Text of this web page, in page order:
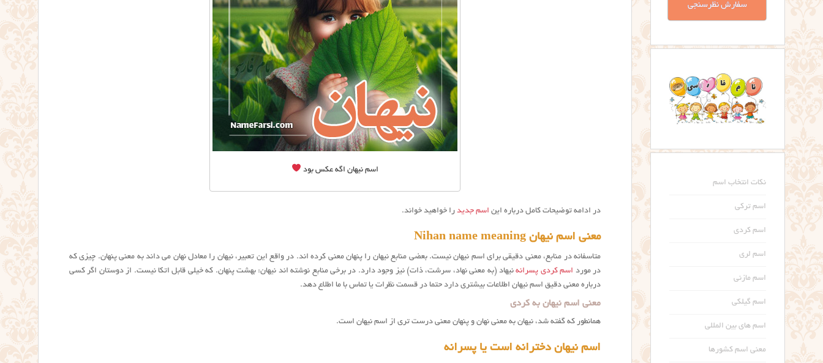
اسم نیهان اگه عکس بود
در ادامه توضیحات کامل درباره این اسم جدید را خواهید خواند.
معنی اسم نیهان Nihan name meaning
متاسفانه در منابع، معنی دقیقی برای اسم نیهان نیست. بعضی منابع نیهان را پنهان معنی کرده اند. در واقع این تعبیر، نیهان را معادل نهان می داند به معنی پنهان. چیزی که
در مورد اسم کردی پسرانهنیهاد (به معنی نهاد، سرشت، ذات) نیز وجود دارد. در برخی منابع نوشته اند نیهان: بهشت پنهان. که خیلی قابل اتکا نیست. از دوستان اگر کسی
درباره معنی دقیق اسم نیهان اطلاعات بیشتری دارد حتما در قسمت نظرات یا تماس با ما اطلاع دهد.
معنی اسم نیهان به کردی
همانطور که گفته شد، نیهان به معنی نهان و پنهان معنی درست تری از اسم نیهان است.
اسم نیهان دخترانه است یا پسرانه
سفارش نظرسنجی
نکات انتخاب اسم
اسم ترکی
اسم کردی
اسم لری
اسم مازنی
اسم گیلکی
اسم های بین المللی
معنی اسم کشورها